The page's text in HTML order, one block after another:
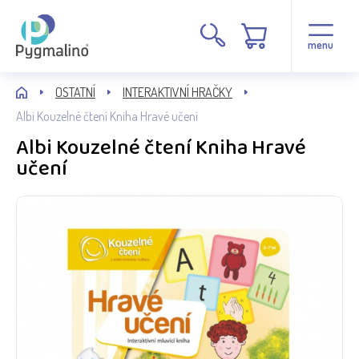
menu
OSTATNÍ
INTERAKTIVNÍ HRAČKY
Albi Kouzelné čtení Kniha Hravé učení
Albi Kouzelné čtení Kniha Hravé
učení